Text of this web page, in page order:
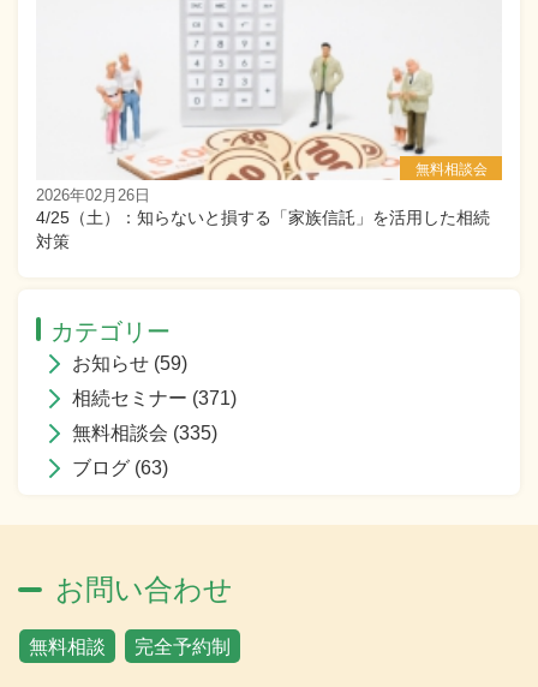
相続セミナー
無料相談会
2026年02月26日
4/25（土）：知らないと損する「家族信託」を活用した相続
対策
カテゴリー
お知らせ (59)
相続セミナー (371)
無料相談会 (335)
ブログ (63)
お問い合わせ
無料相談 完全予約制